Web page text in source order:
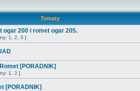
Tematy
ogar 200 i romet ogar 205.
1 2 3 ]
[PORADNIK]
1 2 ]
[PORADNIK]